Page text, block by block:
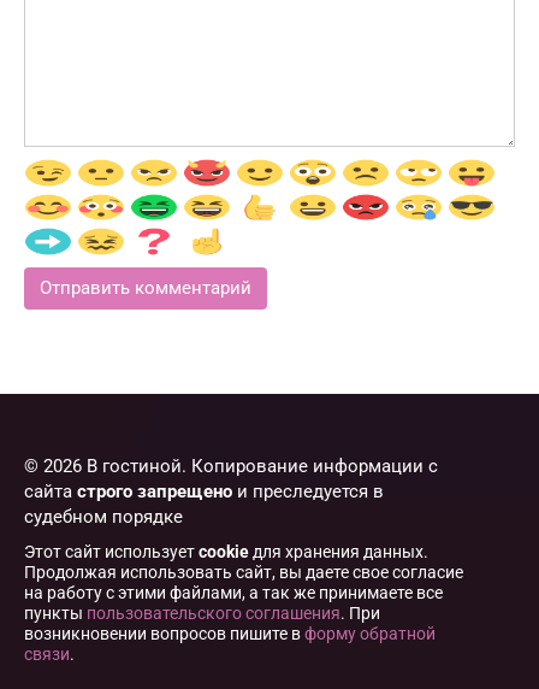
© 2026 В гостиной. Копирование информации с
сайта строго запрещено и преследуется в
судебном порядке
Этот сайт используетcookie для хранения данных.
Продолжая использовать сайт, вы даете свое согласие
на работу с этими файлами, а так же принимаете все
пункты пользовательского соглашения. При
возникновении вопросов пишите вформу обратной
связи.